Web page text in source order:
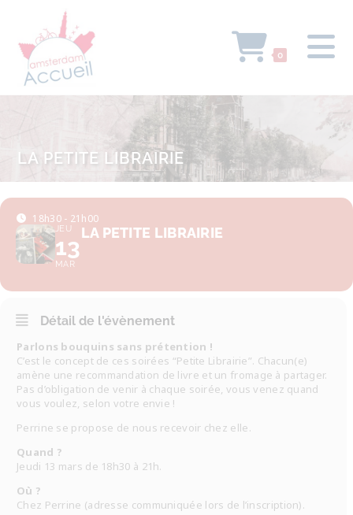
0
LA PETITE LIBRAIRIE
18h30 - 21h00
JEU
13
MAR
LA PETITE LIBRAIRIE
Détail de l'évènement
Parlons bouquins sans prétention !
C’est le concept de ces soirées “Petite Librairie”. Chacun(e)
amène une recommandation de livre et un fromage à partager.
Pas d’obligation de venir à chaque soirée, vous venez quand
vous voulez, selon votre envie !
Perrine se propose de nous recevoir chez elle.
Quand ?
Jeudi 13 mars de 18h30 à 21h.
Où ?
Chez Perrine (adresse communiquée lors de l’inscription).